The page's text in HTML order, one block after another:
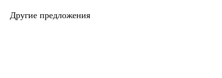
Другие предложения